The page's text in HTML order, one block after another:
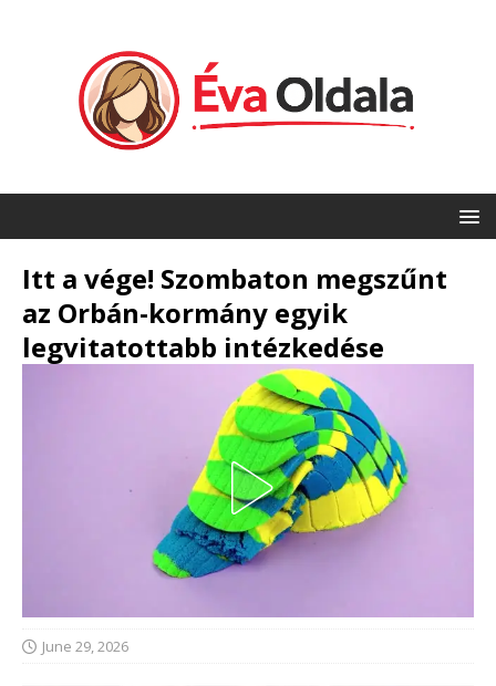
Itt a vége! Szombaton megszűnt
az Orbán-kormány egyik
legvitatottabb intézkedése
June 29, 2026